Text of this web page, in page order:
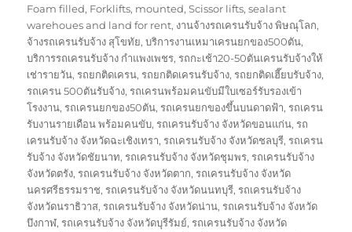
Foam filled, Forklifts, mounted,Scissor lifts,sealant
warehoues and land for rent, งานจ้างรถเครนรับจ้าง พิษณุโลก,
จ้างรถเครนรับจ้าง สุโขทัย,บริการงานเหมาเครนยกของ500ตัน,
บริการรถเครนรับจ้าง กำแพงเพชร,รถกะเช้า20-50ตันเครนรับจ้างให้
เช่ารายวัน,รถยกติดเครน,รถยกติดเครนรับจ้าง,รถยกติดเฮี๊ยบรับจ้าง,
รถเครน 500ตันรับจ้าง,รถเครนพร้อมคนขับมีใบเซอร์รับรองเข้า
โรงงาน,รถเครนยกของ50ตัน,รถเครนยกของขึ้นบนดาดฟ้า,รถเครน
รับงานรายเดือน พร้อมคนขับ,รถเครนรับจ้าง จังหวัดขอนแก่น,รถ
เครนรับจ้าง จังหวัดฉะเชิงเทรา,รถเครนรับจ้าง จังหวัดชลบุรี,รถเครน
รับจ้าง จังหวัดชัยนาท,รถเครนรับจ้าง จังหวัดชุมพร,รถเครนรับจ้าง
จังหวัดตรัง,รถเครนรับจ้าง จังหวัดตาก,รถเครนรับจ้าง จังหวัด
นครศรีธรรมราช,รถเครนรับจ้าง จังหวัดนนทบุรี,รถเครนรับจ้าง
จังหวัดนราธิวาส,รถเครนรับจ้าง จังหวัดน่าน,รถเครนรับจ้าง จังหวัด
บึงกาฬ,รถเครนรับจ้าง จังหวัดบุรีรัมย์,รถเครนรับจ้าง จังหวัด